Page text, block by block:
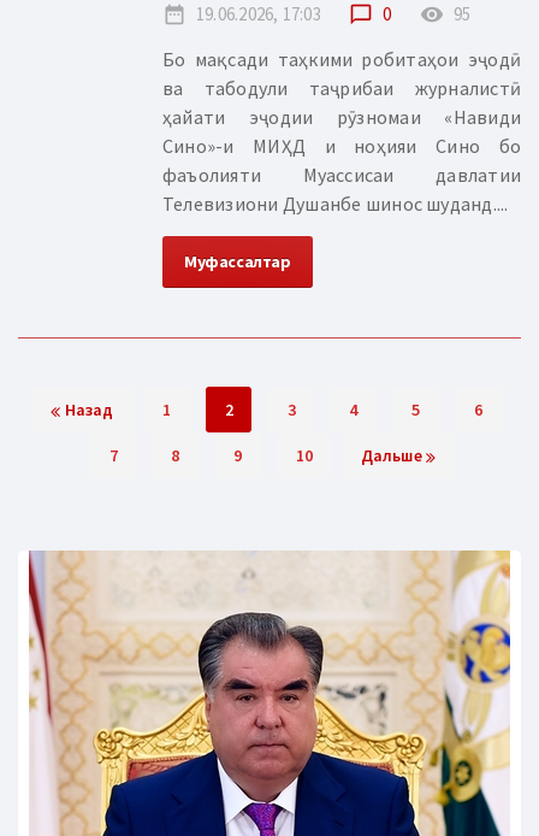
date_range 19.06.2026, 17:03 chat_bubble_outline 0 remove_red_eye 95
Бо мақсади таҳкими робитаҳои эҷодӣ
ва табодули таҷрибаи журналистӣ
ҳайати эҷодии рӯзномаи «Навиди
Сино»-и МИҲД и ноҳияи Сино бо
фаъолияти Муассисаи давлатии
Телевизиони Душанбе шинос шуданд....
Муфассалтар
Назад 1 2 3 4 5 6
7 8 9 10 Дальше